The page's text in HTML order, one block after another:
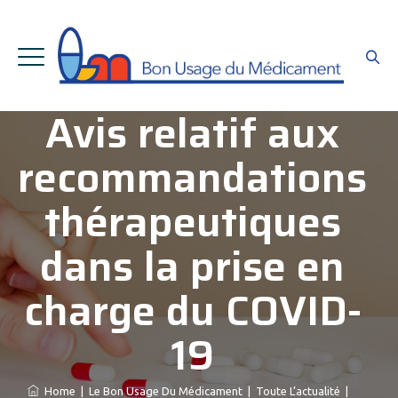
Avis relatif aux
recommandations
thérapeutiques
dans la prise en
charge du COVID-
19
Home Le Bon Usage Du Médicament Toute L’actualité